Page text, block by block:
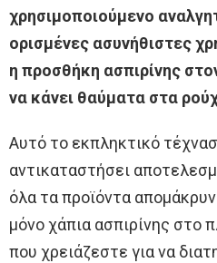
χρησιμοποιούμενο
ορισμένες ασυνήθιστες
η προσθήκη ασπιρίνης
να κάνει θαύματα στα
Αυτό το εκπληκτικό
αντικαταστήσει
όλα τα προϊόντα
μόνο χάπια ασπιρίνης στο
που χρειάζεστε για να